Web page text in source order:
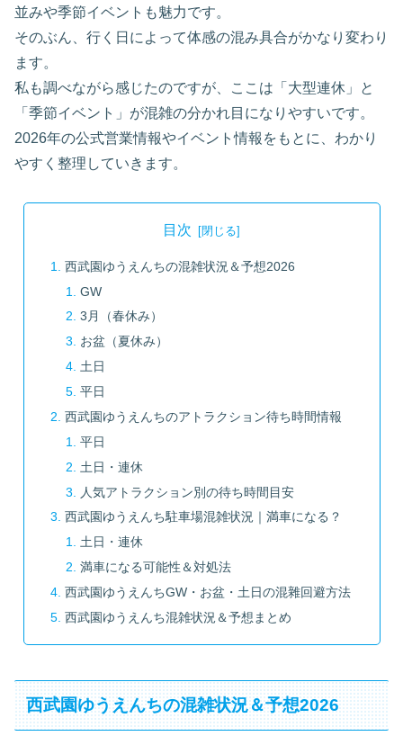
並みや季節イベントも魅力です。
そのぶん、行く日によって体感の混み具合がかなり変わり
ます。
私も調べながら感じたのですが、ここは「大型連休」と
「季節イベント」が混雑の分かれ目になりやすいです。
2026年の公式営業情報やイベント情報をもとに、わかり
やすく整理していきます。
目次
西武園ゆうえんちの混雑状況＆予想2026
GW
3月（春休み）
お盆（夏休み）
土日
平日
西武園ゆうえんちのアトラクション待ち時間情報
平日
土日・連休
人気アトラクション別の待ち時間目安
西武園ゆうえんち駐車場混雑状況｜満車になる？
土日・連休
満車になる可能性＆対処法
西武園ゆうえんちGW・お盆・土日の混雜回避方法
西武園ゆうえんち混雑状況＆予想まとめ
西武園ゆうえんちの混雑状況＆予想2026